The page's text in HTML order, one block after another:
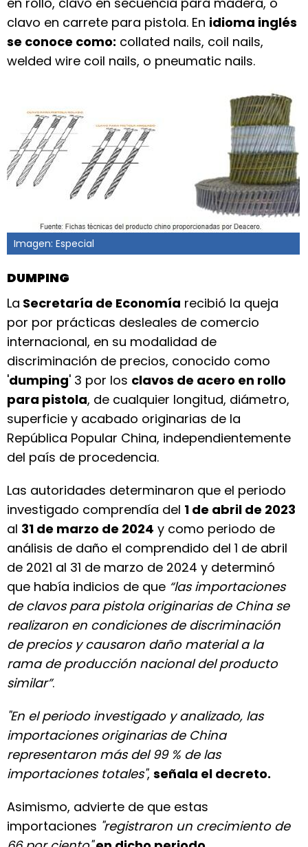
clavo en carrete para pistola. En idioma inglés
se conoce como: collated nails, coil nails,
welded wire coil nails, o pneumatic nails.
Imagen: Especial
DUMPING
La Secretaría de Economía recibió la queja
por por prácticas desleales de comercio
internacional, en su modalidad de
discriminación de precios, conocido como
'dumping' 3 por los clavos de acero en rollo
para pistola, de cualquier longitud, diámetro,
superficie y acabado originarias de la
República Popular China, independientemente
del país de procedencia.
Las autoridades determinaron que el periodo
investigado comprendía del 1 de abril de 2023
al 31 de marzo de 2024 y como periodo de
análisis de daño el comprendido del 1 de abril
de 2021 al 31 de marzo de 2024 y determinó
que había indicios de que “las importaciones
de clavos para pistola originarias de China se
realizaron en condiciones de discriminación
de precios y causaron daño material a la
rama de producción nacional del producto
similar”.
"En el periodo investigado y analizado, las
importaciones originarias de China
representaron más del 99 % de las
importaciones totales", señala el decreto.
Asimismo, advierte de que estas
importaciones "registraron un crecimiento de